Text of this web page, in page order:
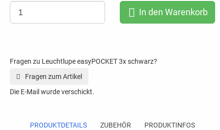
In den Warenkorb
Fragen zu Leuchtlupe easyPOCKET 3x schwarz?
Fragen zum Artikel
Die E-Mail wurde verschickt.
PRODUKTDETAILS ZUBEHÖR PRODUKTINFOS